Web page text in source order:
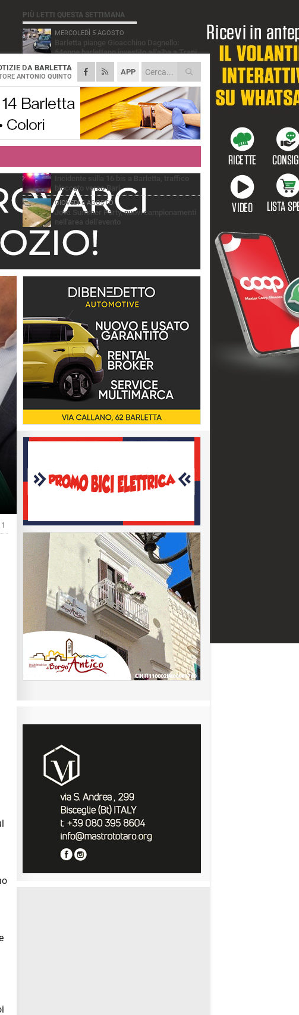
APP
DABARLETTA
ANTONIO QUINTO
PIÙ LETTI QUESTA SETTIMANA
MERCOLEDÌ 5 AGOSTO
Barletta piange Gioacchino Dagnello:
64enne barlettano investito all'alba a Trani
GIOVEDÌ 6 AGOSTO
Il ricordo di "Cecco", il benzinaio col
sorriso: «Contava i giorni che lo
separavano dalla pensione»
MERCOLEDÌ 5 AGOSTO
Jova Summer Party, giovedì mattina
sopralluogo nell'area dell'evento
DOMENICA 2 AGOSTO
Beni confiscati alla mafia. Nasce il servizio
VENERDÌ 7 AGOSTO
Incidente sulla 16 bis a Barletta, traffico
bloccato verso Bari
GIOVEDÌ 6 AGOSTO
Jova Summer Party, nuovi campionamenti
nell'area dell'evento